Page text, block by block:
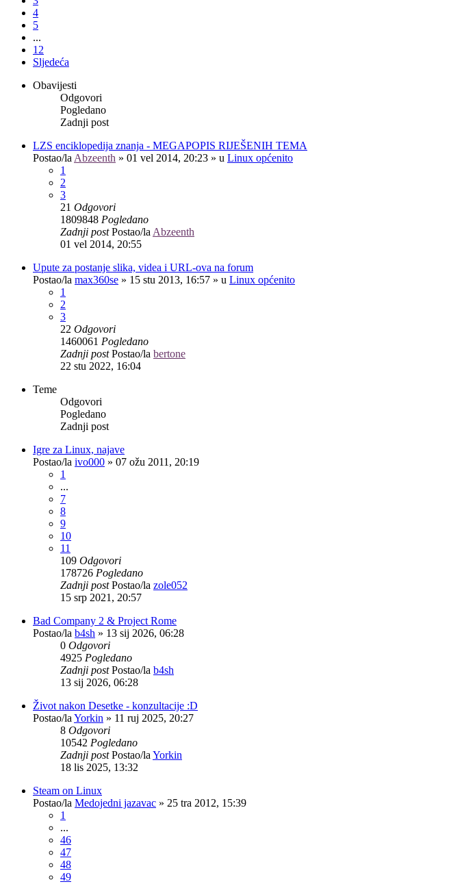
4
5
...
12
Sljedeća
Obavijesti
Odgovori
Pogledano
Zadnji post
LZS enciklopedija znanja - MEGAPOPIS RIJEŠENIH TEMA
Postao/la Abzeenth » 01 vel 2014, 20:23 » u Linux općenito
1
2
3
21 Odgovori
1809848 Pogledano
Zadnji postPostao/la Abzeenth
01 vel 2014, 20:55
Upute za postanje slika, videa i URL-ova na forum
Postao/la max360se » 15 stu 2013, 16:57 » u Linux općenito
1
2
3
22 Odgovori
1460061 Pogledano
Zadnji postPostao/la bertone
22 stu 2022, 16:04
Teme
Odgovori
Pogledano
Zadnji post
Igre za Linux, najave
Postao/la ivo000 » 07 ožu 2011, 20:19
1
...
7
8
9
10
11
109 Odgovori
178726 Pogledano
Zadnji postPostao/la zole052
15 srp 2021, 20:57
Bad Company 2 & Project Rome
Postao/la b4sh » 13 sij 2026, 06:28
0 Odgovori
4925 Pogledano
Zadnji postPostao/la b4sh
13 sij 2026, 06:28
Život nakon Desetke - konzultacije :D
Postao/la Yorkin » 11 ruj 2025, 20:27
8 Odgovori
10542 Pogledano
Zadnji postPostao/la Yorkin
18 lis 2025, 13:32
Steam on Linux
Postao/la Medojedni jazavac » 25 tra 2012, 15:39
1
...
46
47
48
49